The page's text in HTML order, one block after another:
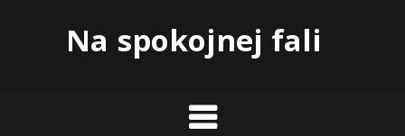
Na spokojnej fali